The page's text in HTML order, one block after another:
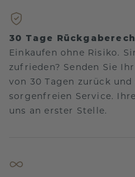
30 Tage
Einkaufen ohne Risiko.
zufrieden? Senden Sie
von 30 Tagen zurück
sorgenfreien Service.
uns an erster Stelle.